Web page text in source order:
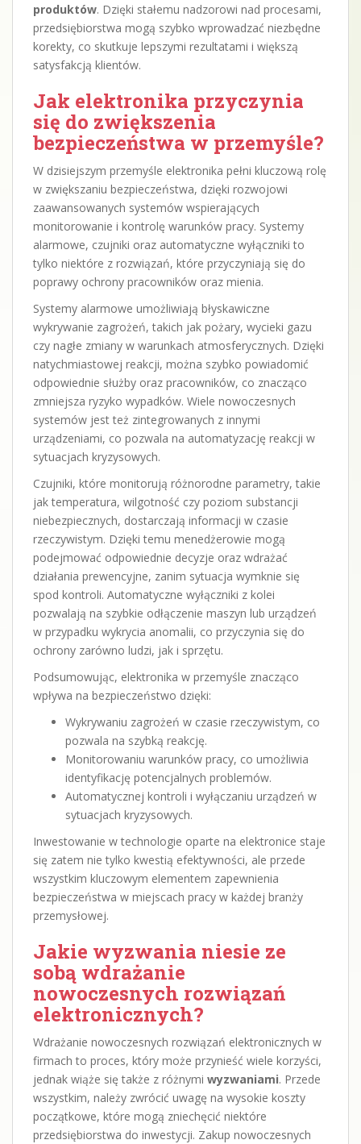
produktów. Dzięki stałemu nadzorowi nad procesami,
przedsiębiorstwa mogą szybko wprowadzać niezbędne
korekty, co skutkuje lepszymi rezultatami i większą
satysfakcją klientów.
Jak elektronika przyczynia
się do zwiększenia
bezpieczeństwa w przemyśle?
W dzisiejszym przemyśle elektronika pełni kluczową rolę
w zwiększaniu bezpieczeństwa, dzięki rozwojowi
zaawansowanych systemów wspierających
monitorowanie i kontrolę warunków pracy. Systemy
alarmowe, czujniki oraz automatyczne wyłączniki to
tylko niektóre z rozwiązań, które przyczyniają się do
poprawy ochrony pracowników oraz mienia.
Systemy alarmowe umożliwiają błyskawiczne
wykrywanie zagrożeń, takich jak pożary, wycieki gazu
czy nagłe zmiany w warunkach atmosferycznych. Dzięki
natychmiastowej reakcji, można szybko powiadomić
odpowiednie służby oraz pracowników, co znacząco
zmniejsza ryzyko wypadków. Wiele nowoczesnych
systemów jest też zintegrowanych z innymi
urządzeniami, co pozwala na automatyzację reakcji w
sytuacjach kryzysowych.
Czujniki, które monitorują różnorodne parametry, takie
jak temperatura, wilgotność czy poziom substancji
niebezpiecznych, dostarczają informacji w czasie
rzeczywistym. Dzięki temu menedżerowie mogą
podejmować odpowiednie decyzje oraz wdrażać
działania prewencyjne, zanim sytuacja wymknie się
spod kontroli. Automatyczne wyłączniki z kolei
pozwalają na szybkie odłączenie maszyn lub urządzeń
w przypadku wykrycia anomalii, co przyczynia się do
ochrony zarówno ludzi, jak i sprzętu.
Podsumowując, elektronika w przemyśle znacząco
wpływa na bezpieczeństwo dzięki:
Wykrywaniu zagrożeń w czasie rzeczywistym, co
pozwala na szybką reakcję.
Monitorowaniu warunków pracy, co umożliwia
identyfikację potencjalnych problemów.
Automatycznej kontroli i wyłączaniu urządzeń w
sytuacjach kryzysowych.
Inwestowanie w technologie oparte na elektronice staje
się zatem nie tylko kwestią efektywności, ale przede
wszystkim kluczowym elementem zapewnienia
bezpieczeństwa w miejscach pracy w każdej branży
przemysłowej.
Jakie wyzwania niesie ze
sobą wdrażanie
nowoczesnych rozwiązań
elektronicznych?
Wdrażanie nowoczesnych rozwiązań elektronicznych w
firmach to proces, który może przynieść wiele korzyści,
jednak wiąże się także z różnymi wyzwaniami. Przede
wszystkim, należy zwrócić uwagę na wysokie koszty
początkowe, które mogą zniechęcić niektóre
przedsiębiorstwa do inwestycji. Zakup nowoczesnych